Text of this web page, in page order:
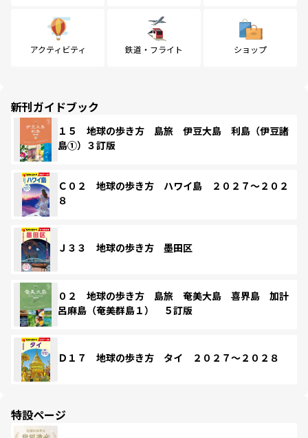
アクティビティ 鉄道・フライト ショップ
新刊ガイドブック
１５ 地球の歩き方 島旅 伊豆大島 利島（伊豆諸
島①）３訂版
Ｃ０２ 地球の歩き方 ハワイ島 ２０２７～２０２
８
Ｊ３３ 地球の歩き方 墨田区
０２ 地球の歩き方 島旅 奄美大島 喜界島 加計
呂麻島（奄美群島１） ５訂版
Ｄ１７ 地球の歩き方 タイ ２０２７～２０２８
特設ページ